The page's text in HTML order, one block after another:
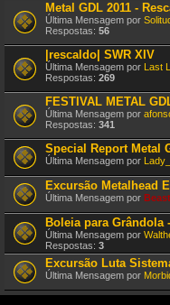
Metal GDL 2011 -
Última Mensagem por
Respostas: 56
|rescaldo| SWR XIV
Última Mensagem por Last
Respostas: 269
FESTIVAL METAL
Última Mensagem por
Respostas: 341
Special Report Metal
Última Mensagem por
Excursão Metalhead
Última Mensagem por
Boleia para Grândola
Última Mensagem por
Respostas: 3
Excursão Luta
Última Mensagem por